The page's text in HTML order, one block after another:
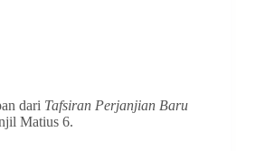
dari Tafsiran Perjanjian Baru
Matius 6.